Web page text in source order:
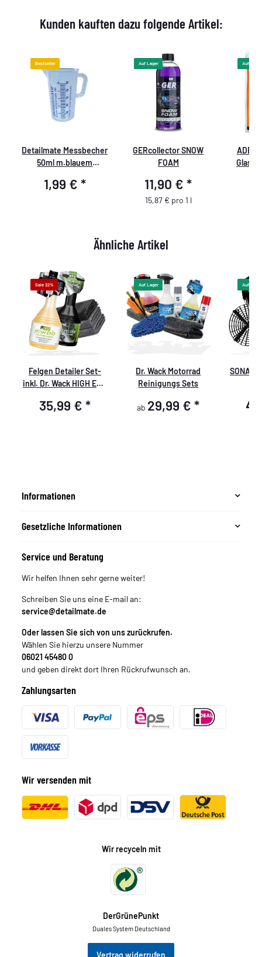
Kunden kauften dazu folgende Artikel:
Bestseller
Detailmate Messbecher
50ml m.blauem
1,99 € *
Auf Lager
GERcollector SNOW
FOAM
11,90 €*
15,87 € pro 1 l
Auf Lager
ADBL
Ähnliche Artikel
Sale 22%
Felgen Detailer Set-
inkl. Dr. Wack HIGH END
35,99 € *
Auf Lager
Dr. Wack Motorrad
Reinigungs Sets
ab 29,99 €*
Auf Lager
SONAX
Grit
Informationen
Gesetzliche Informationen
Service und Beratung
Wir helfen Ihnen sehr gerne weiter!
Schreiben Sie uns eine E-mail an:
service@detailmate.de
Oder lassen Sie sich von uns zurückrufen.
Wählen Sie hierzu unsere Nummer
06021 45480 0
und geben direkt dort Ihren Rückrufwunsch an.
Zahlungsarten
Wir versenden mit
Wir recyceln mit
DerGrünePunkt
Duales System Deutschland